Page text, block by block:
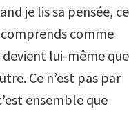
je lis sa pensée, ce
comme
devient lui-même que
Ce n’est pas par
ensemble que